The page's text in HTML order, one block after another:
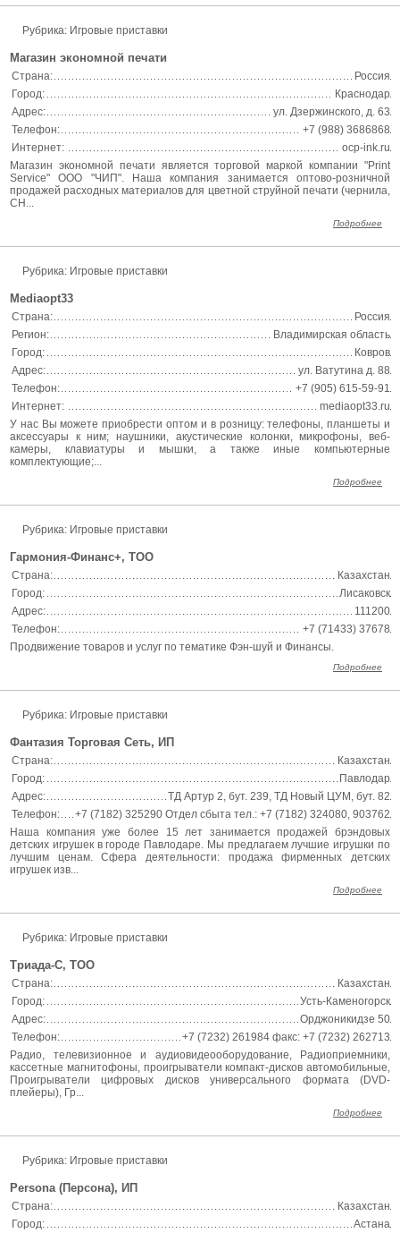
Рубрика: Игровые приставки
Магазин экономной печати
Страна:
Россия
Город:
Краснодар
Адрес:
ул. Дзержинского, д. 63
Телефон:
+7 (988) 3686868
Интернет:
ocp-ink.ru
Магазин экономной печати является торговой маркой компании "Print
Service" ООО "ЧИП". Наша компания занимается оптово-розничной
продажей расходных материалов для цветной струйной печати (чернила,
СН...
Подробнее
Рубрика: Игровые приставки
Mediaopt33
Страна:
Россия
Регион:
Владимирская область
Город:
Ковров
Адрес:
ул. Ватутина д. 88
Телефон:
+7 (905) 615-59-91
Интернет:
mediaopt33.ru
У нас Вы можете приобрести оптом и в розницу: телефоны, планшеты и
аксессуары к ним; наушники, акустические колонки, микрофоны, веб-
камеры, клавиатуры и мышки, а также иные компьютерные
комплектующие;...
Подробнее
Рубрика: Игровые приставки
Гармония-Финанс+, ТОО
Страна:
Казахстан
Город:
Лисаковск
Адрес:
111200
Телефон:
+7 (71433) 37678
Продвижение товаров и услуг по тематике Фэн-шуй и Финансы.
Подробнее
Рубрика: Игровые приставки
Фантазия Торговая Сеть, ИП
Страна:
Казахстан
Город:
Павлодар
Адрес:
ТД Артур 2, бут. 239, ТД Новый ЦУМ, бут. 82
Телефон:
+7 (7182) 325290 Отдел сбыта тел.: +7 (7182) 324080, 903762
Наша компания уже более 15 лет занимается продажей брэндовых
детских игрушек в городе Павлодаре. Мы предлагаем лучшие игрушки по
лучшим ценам. Сфера деятельности: продажа фирменных детских
игрушек изв...
Подробнее
Рубрика: Игровые приставки
Триада-С, ТОО
Страна:
Казахстан
Город:
Усть-Каменогорск
Адрес:
Орджоникидзе 50
Телефон:
+7 (7232) 261984 факс: +7 (7232) 262713
Радио, телевизионное и аудиовидеооборудование, Радиоприемники,
кассетные магнитофоны, проигрыватели компакт-дисков автомобильные,
Проигрыватели цифровых дисков универсального формата (DVD-
плейеры), Гр...
Подробнее
Рубрика: Игровые приставки
Persona (Персона), ИП
Страна:
Казахстан
Город:
Астана